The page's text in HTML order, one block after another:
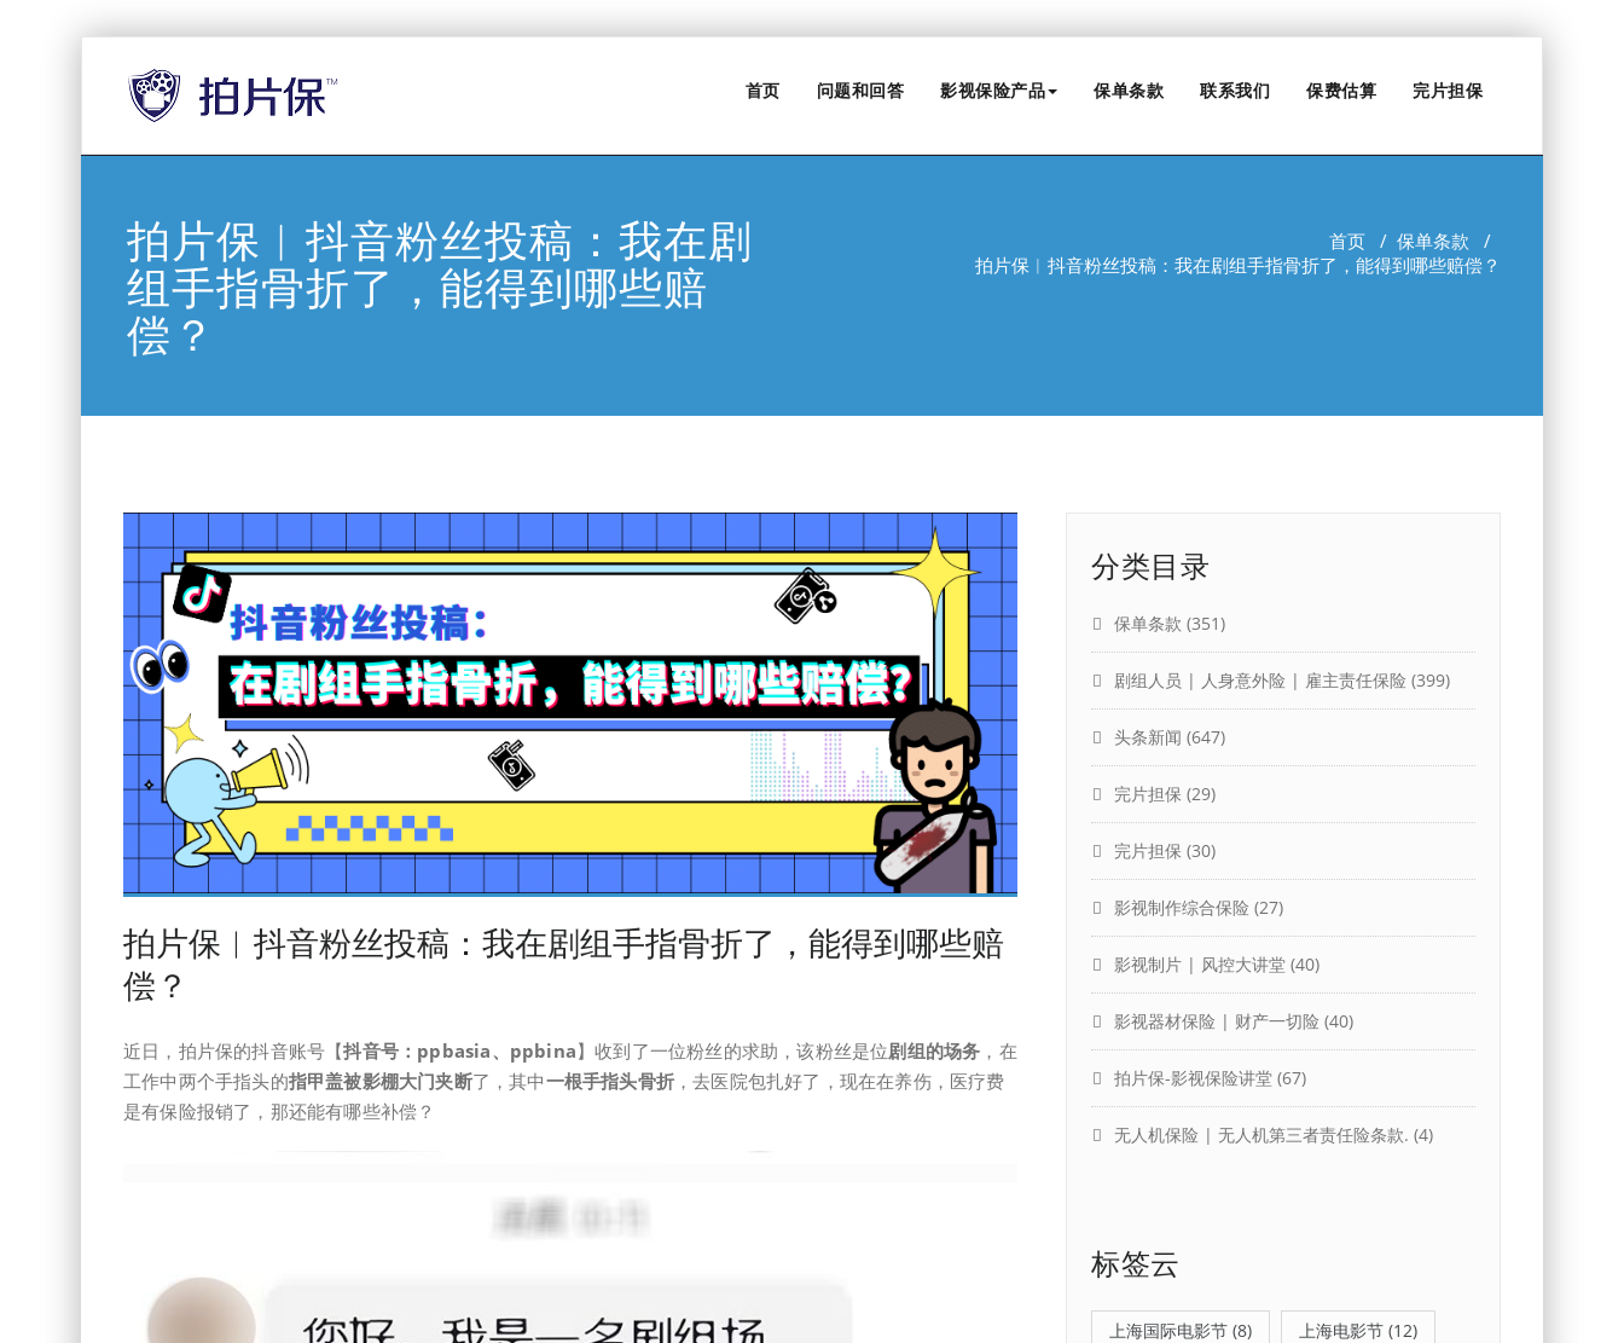
首页 问题和回答 影视保险产品 保单条款 联系我们 保费估算 完片担保
拍片保︱抖音粉丝投稿：我在剧
组手指骨折了，能得到哪些赔
偿？
首页 / 保单条款 /
拍片保︱抖音粉丝投稿：我在剧组手指骨折了，能得到哪些赔偿？
拍片保︱抖音粉丝投稿：我在剧组手指骨折了，能得到哪些赔
偿？
近日，拍片保的抖音账号【抖音号：ppbasia、ppbina】收到了一位粉丝的求助，该粉丝是位剧组的场务 ，在
工作中两个手指头的指甲盖被影棚大门夹断了，其中一根手指头骨折 ，去医院包扎好了，现在在养伤，医疗费
是有保险报销了，那还能有哪些补偿？
分类目录
保单条款 (351)
剧组人员 | 人身意外险 | 雇主责任保险 (399)
头条新闻 (647)
完片担保 (29)
完片担保 (30)
影视制作综合保险 (27)
影视制片 | 风控大讲堂 (40)
影视器材保险 | 财产一切险 (40)
拍片保-影视保险讲堂 (67)
无人机保险 | 无人机第三者责任险条款. (4)
标签云
上海国际电影节 (8) 上海电影节 (12)